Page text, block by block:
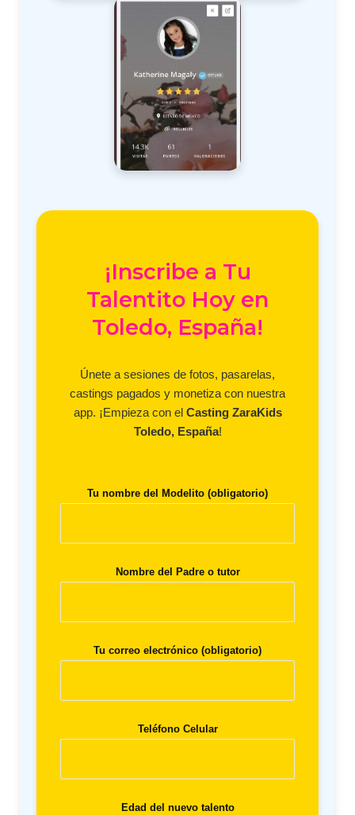
¡Inscribe a Tu
Talentito Hoy en
Toledo, España!
Únete a sesiones de fotos, pasarelas,
castings pagados y monetiza con nuestra
app. ¡Empieza con el Casting ZaraKids
Toledo, España!
Tu nombre del Modelito (obligatorio)
Nombre del Padre o tutor
Tu correo electrónico (obligatorio)
Teléfono Celular
Edad del nuevo talento